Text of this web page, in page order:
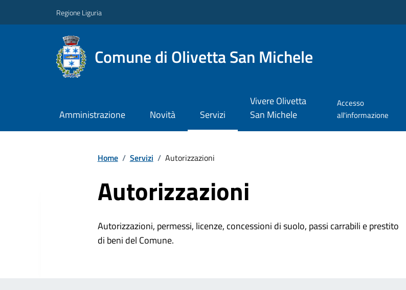
Regione Liguria
Comune di Olivetta San Michele
Amministrazione Novità Servizi
Vivere Olivetta
San Michele
Accesso
all'informazione
Home / Servizi / Autorizzazioni
Autorizzazioni
Autorizzazioni, permessi, licenze, concessioni di suolo, passi carrabili e prestito
di beni del Comune.